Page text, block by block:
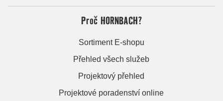
Proč HORNBACH?
Sortiment E-shopu
Přehled všech služeb
Projektový přehled
Projektové poradenství online